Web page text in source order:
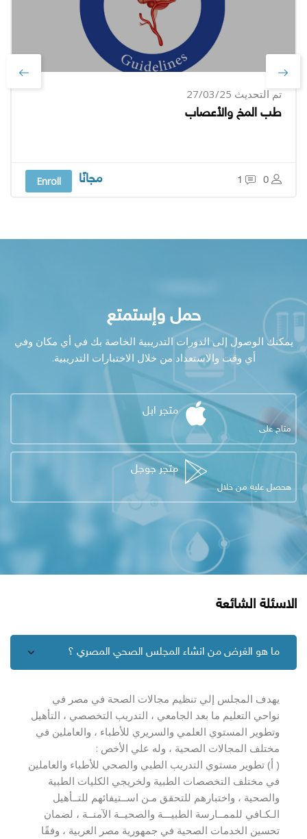
تم التحديث 27/03/25
طب المخ والأعصاب
0
1
Enroll مجانًا
حمل وإستمتع
يمكنك الوصول إلى الدورات التدريبية الخاصة بك في أي مكان وفي
أي وقت والاستعداد من خلال الاختبارات التدريبية.
متجر ابل
متاح على
متجر جوجل
هحصل عليه من خلال
الكتل
تجاوز [Cocoon] FAQs
الاسئلة الشائعة
ما هو الغرض من انشاء المجلس الصحي المصري ؟
يهدف المجلس إلي تنظيم مجالات الصحة في مصر في
نواحي التعليم ما بعد الجامعي ، التدريب التخصصي ، التأهيل
وتطوير المستوي العلمي والسريري للأطباء ، والعاملين في
( أ) تطوير مستوي التدريب الطبي والصحي للأطباء والعاملين
في مختلف التخصصات الطبية ولخريجي الكليات الطبية
والصحية ، واختبارهم للتحقق مـن اســتيفائهم للتــأهيل
الـكـافي للممــارسة الطبيـــة والصحيــة الآمنــة ، لضمان
تحسين الخدمات الصحية في جمهورية مصر العربية ، وفقًا